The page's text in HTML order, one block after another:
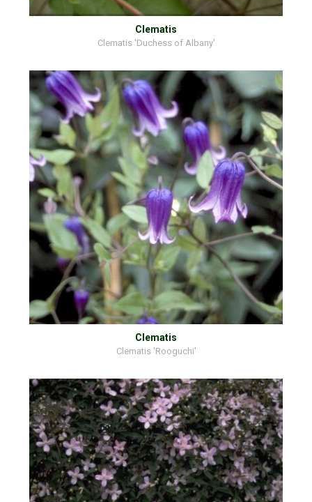
Clematis
Clematis 'Duchess of Albany'
Clematis
Clematis 'Rooguchi'